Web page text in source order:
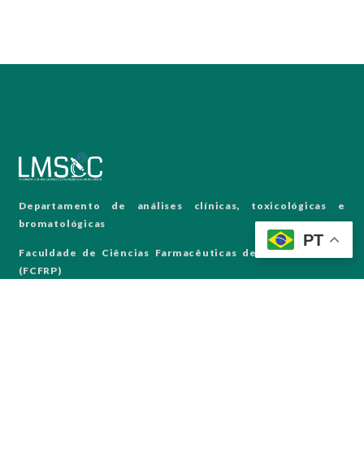
Departamento de análises clínicas, toxicológicas e
bromatológicas
Faculdade de Ciências Farmacêuticas de Ribeirão Preto
(FCFRP)
PT